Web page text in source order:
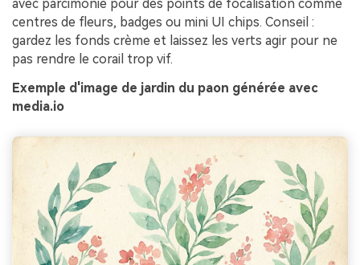
avec parcimonie pour des points de focalisation comme
centres de fleurs, badges ou mini UI chips. Conseil :
gardez les fonds crème et laissez les verts agir pour ne
pas rendre le corail trop vif.
Exemple d'image de jardin du paon générée avec
media.io